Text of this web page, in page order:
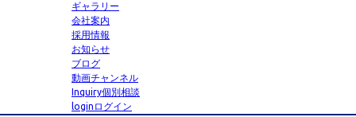
ギャラリー
会社案内
採用情報
お知らせ
ブログ
動画チャンネル
Inquiry個別相談
login ログイン